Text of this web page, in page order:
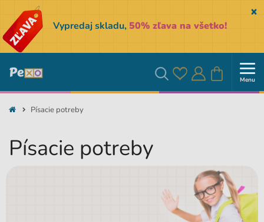
Vypredaj skladu, 50% zľava na všetko!
Vyhľadávanie
Obľúbené
Prihlásiť
Košík Menu
Písacie potreby
Písacie potreby